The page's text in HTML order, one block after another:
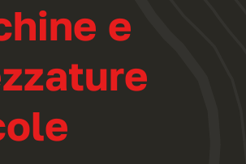
e